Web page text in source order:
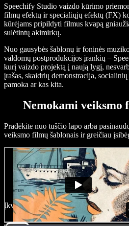
Speechify Studio vaizdo kūrimo
filmų efektų ir specialiųjų efektų (FX)
kūrėjams pripildyti filmus kvapą
sulėtintų akimirkų.
Nuo gausybės šablonų ir foninės
valdomų postprodukcijos įrankių –
kurį vaizdo projektą į naują lygį,
įrašas, skaidrių demonstracija,
pamoka ar kas kita.
Nemokami veiksmo
Pradėkite nuo tuščio lapo arba
veiksmo filmų šablonais ir greičiau
Sukurkite veiksmo
Įkvėpkite gyvybės savo dinamiškoms